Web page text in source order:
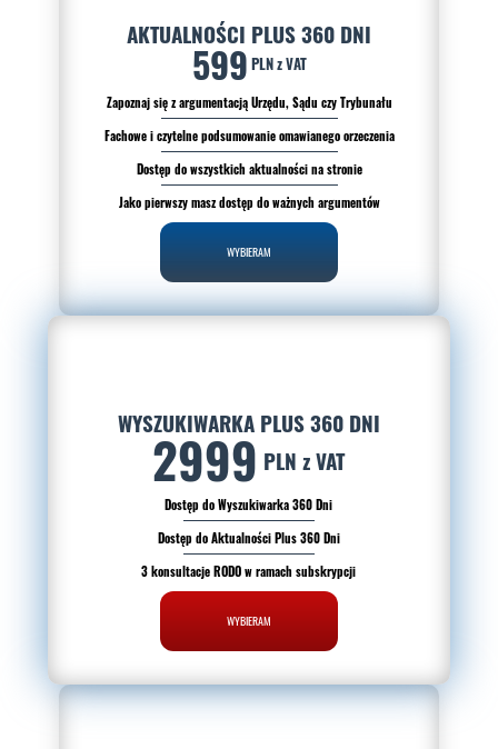
AKTUALNOŚCI PLUS 360 DNI
599 PLN z VAT
Zapoznaj się z argumentacją Urzędu, Sądu czy Trybunału
Fachowe i czytelne podsumowanie omawianego orzeczenia
Dostęp do wszystkich aktualności na stronie
Jako pierwszy masz dostęp do ważnych argumentów
WYBIERAM
WYSZUKIWARKA PLUS 360 DNI
2999 PLN z VAT
Dostęp do Wyszukiwarka 360 Dni
Dostęp do Aktualności Plus 360 Dni
3 konsultacje RODO w ramach subskrypcji
WYBIERAM